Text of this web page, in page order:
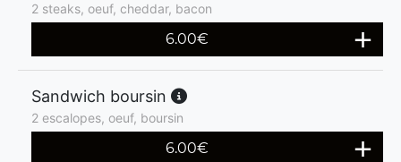
2 steaks, oeuf, cheddar, bacon
6.00€
Sandwich boursin
2 escalopes, oeuf, boursin
6.00€